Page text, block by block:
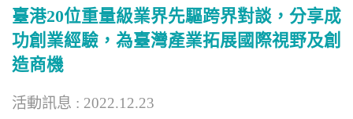
臺港20位重量級業界先驅跨界對談，分享成
功創業經驗，為臺灣產業拓展國際視野及創
造商機
活動訊息 : 2022.12.23